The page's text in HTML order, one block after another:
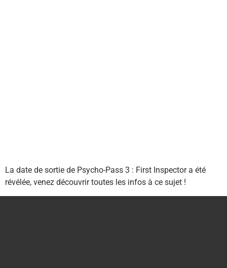
La date de sortie de Psycho-Pass 3 : First Inspector a été
révélée, venez découvrir toutes les infos à ce sujet !